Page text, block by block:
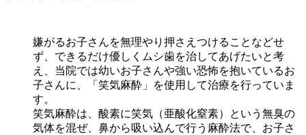
嫌がるお子さんを無理やり押さえつけることなどせ
ず、できるだけ優しくムシ歯を治してあげたいと考
え、当院では幼いお子さんや強い恐怖を抱いているお
子さんに、「笑気麻酔」を使用して治療を行っていま
す。
笑気麻酔は、酸素に笑気（亜酸化窒素）という無臭の
気体を混ぜ、鼻から吸い込んで行う麻酔法で、お子さ